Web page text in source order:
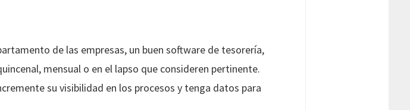
de las empresas, un buen software de tesorería,
mensual o en el lapso que consideren pertinente.
su visibilidad en los procesos y tenga datos para